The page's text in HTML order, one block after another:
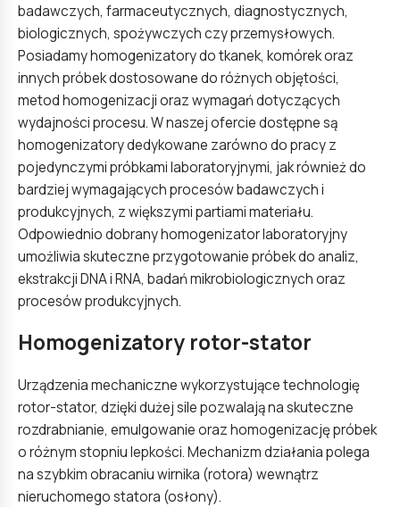
badawczych, farmaceutycznych, diagnostycznych,
biologicznych, spożywczych czy przemysłowych.
Posiadamy homogenizatory do tkanek, komórek oraz
innych próbek dostosowane do różnych objętości,
metod homogenizacji oraz wymagań dotyczących
wydajności procesu. W naszej ofercie dostępne są
homogenizatory dedykowane zarówno do pracy z
pojedynczymi próbkami laboratoryjnymi, jak również do
bardziej wymagających procesów badawczych i
produkcyjnych, z większymi partiami materiału.
Odpowiednio dobrany homogenizator laboratoryjny
umożliwia skuteczne przygotowanie próbek do analiz,
ekstrakcji DNA i RNA, badań mikrobiologicznych oraz
procesów produkcyjnych.
Homogenizatory rotor-stator
Urządzenia mechaniczne wykorzystujące technologię
rotor-stator, dzięki dużej sile pozwalają na skuteczne
rozdrabnianie, emulgowanie oraz homogenizację próbek
o różnym stopniu lepkości. Mechanizm działania polega
na szybkim obracaniu wirnika (rotora) wewnątrz
nieruchomego statora (osłony).